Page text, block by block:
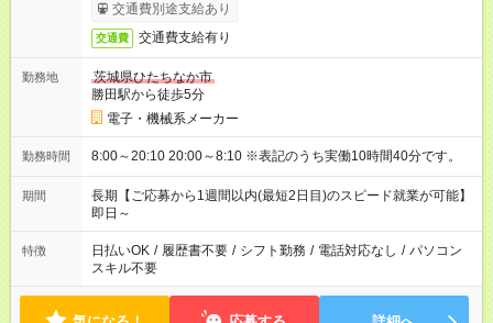
交通費別途支給あり
交通費 交通費支給有り
勤務地
茨城県ひたちなか市
勝田駅から徒歩5分
電子・機械系メーカー
勤務時間 8:00～20:10 20:00～8:10 ※表記のうち実働10時間40分です。
期間
長期【ご応募から1週間以内(最短2日目)のスピード就業が可能】
即日～
特徴 日払いOK / 履歴書不要 / シフト勤務 / 電話対応なし / パソコン
スキル不要